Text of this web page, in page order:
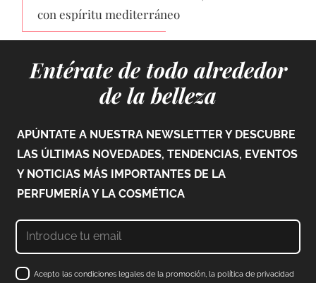
con espíritu mediterráneo
Entérate de todo alrededor
de la belleza
APÚNTATE A NUESTRA NEWSLETTER Y DESCUBRE
LAS ÚLTIMAS NOVEDADES, TENDENCIAS, EVENTOS
Y NOTICIAS MÁS IMPORTANTES DE LA
PERFUMERÍA Y LA COSMÉTICA
Acepto las condiciones legales de la promoción, la política de privacidad